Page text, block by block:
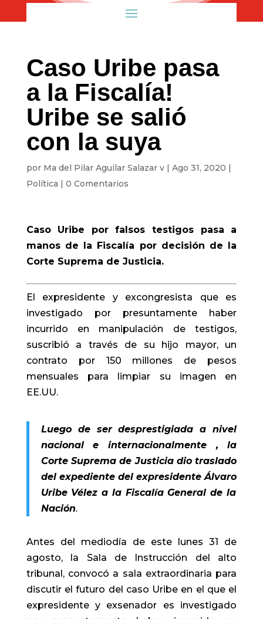
Caso Uribe pasa
a la Fiscalía!
Uribe se salió
con la suya
por Ma del Pilar Aguilar Salazar v| Ago 31, 2020 |
Política | 0 Comentarios
Caso Uribe por falsos testigos pasa a
manos de la Fiscalía por decisión de la
Corte Suprema de Justicia.
El expresidente y excongresista que es
investigado por presuntamente haber
incurrido en manipulación de testigos,
suscribió a través de su hijo mayor, un
contrato por 150 millones de pesos
mensuales para limpiar su imagen en
EE.UU.
Luego de ser desprestigiada a nivel
nacional e internacionalmente , la
Corte Suprema de Justicia dio traslado
del expediente del expresidenteÁlvaro
Uribe Vélez a la Fiscalía General de la
Nación.
Antes del mediodía de este lunes 31 de
agosto, la Sala de Instrucción del alto
tribunal, convocó a sala extraordinaria para
discutir el futuro del caso Uribe en el que el
expresidente y exsenador es investigado